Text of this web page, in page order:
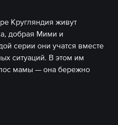
Кругляндия живут
добрая Мими и
серии они учатся вместе
ситуаций. В этом им
мамы — она бережно